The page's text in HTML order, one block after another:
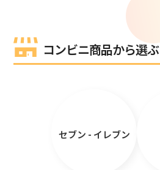
コンビニ商品から選ぶ
セブン - イレブン